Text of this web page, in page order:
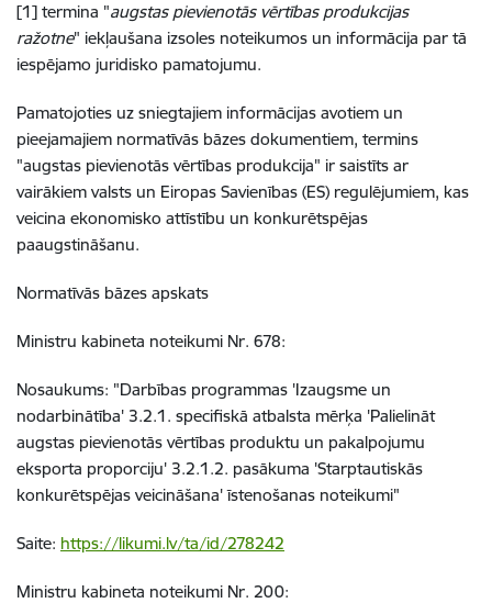
[1] termina "augstas pievienotās vērtības produkcijas
ražotne" iekļaušana izsoles noteikumos un informācija par tā
iespējamo juridisko pamatojumu.
Pamatojoties uz sniegtajiem informācijas avotiem un
pieejamajiem normatīvās bāzes dokumentiem, termins
"augstas pievienotās vērtības produkcija" ir saistīts ar
vairākiem valsts un Eiropas Savienības (ES) regulējumiem, kas
veicina ekonomisko attīstību un konkurētspējas
paaugstināšanu.
Normatīvās bāzes apskats
Ministru kabineta noteikumi Nr. 678:
Nosaukums: "Darbības programmas 'Izaugsme un
nodarbinātība' 3.2.1. specifiskā atbalsta mērķa 'Palielināt
augstas pievienotās vērtības produktu un pakalpojumu
eksporta proporciju' 3.2.1.2. pasākuma 'Starptautiskās
konkurētspējas veicināšana' īstenošanas noteikumi"
Saite: https://likumi.lv/ta/id/278242
Ministru kabineta noteikumi Nr. 200: